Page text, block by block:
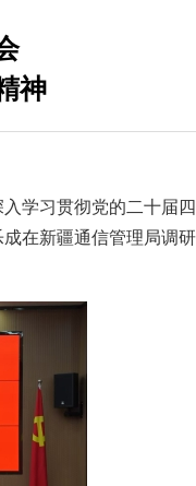
神
学习贯彻党的二十届四
在新疆通信管理局调